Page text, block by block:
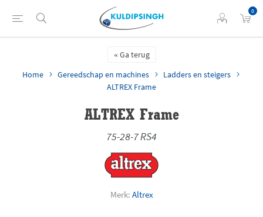
0
Ga terug
Home
Gereedschap en machines
Ladders en steigers
ALTREX Frame
ALTREX Frame
75-28-7 RS4
Merk: Altrex